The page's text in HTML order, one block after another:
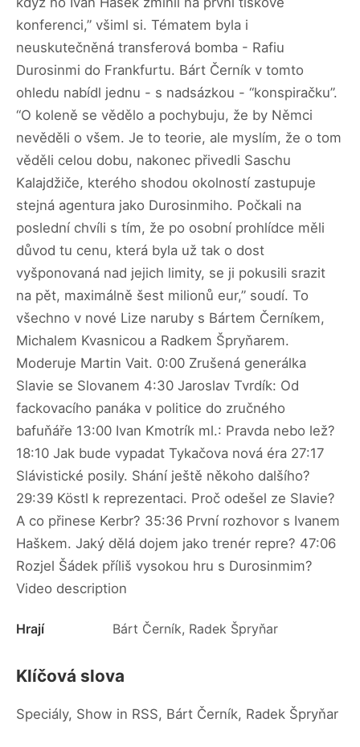
konferenci,” všiml si. Tématem byla i
neuskutečněná transferová bomba - Rafiu
Durosinmi do Frankfurtu. Bárt Černík v tomto
ohledu nabídl jednu - s nadsázkou - “konspiračku”.
“O koleně se vědělo a pochybuju, že by Němci
nevěděli o všem. Je to teorie, ale myslím, že o tom
věděli celou dobu, nakonec přivedli Saschu
Kalajdžiče, kterého shodou okolností zastupuje
stejná agentura jako Durosinmiho. Počkali na
poslední chvíli s tím, že po osobní prohlídce měli
důvod tu cenu, která byla už tak o dost
vyšponovaná nad jejich limity, se ji pokusili srazit
na pět, maximálně šest milionů eur,” soudí. To
všechno v nové Lize naruby s Bártem Černíkem,
Michalem Kvasnicou a Radkem Špryňarem.
Moderuje Martin Vait. 0:00 Zrušená generálka
Slavie se Slovanem 4:30 Jaroslav Tvrdík: Od
fackovacího panáka v politice do zručného
bafuňáře 13:00 Ivan Kmotrík ml.: Pravda nebo lež?
18:10 Jak bude vypadat Tykačova nová éra 27:17
Slávistické posily. Shání ještě někoho dalšího?
29:39 Köstl k reprezentaci. Proč odešel ze Slavie?
A co přinese Kerbr? 35:36 První rozhovor s Ivanem
Haškem. Jaký dělá dojem jako trenér repre? 47:06
Rozjel Šádek příliš vysokou hru s Durosinmim?
Video description
Hrají Bárt Černík, Radek Špryňar
Klíčová slova
Speciály, Show in RSS, Bárt Černík, Radek Špryňar